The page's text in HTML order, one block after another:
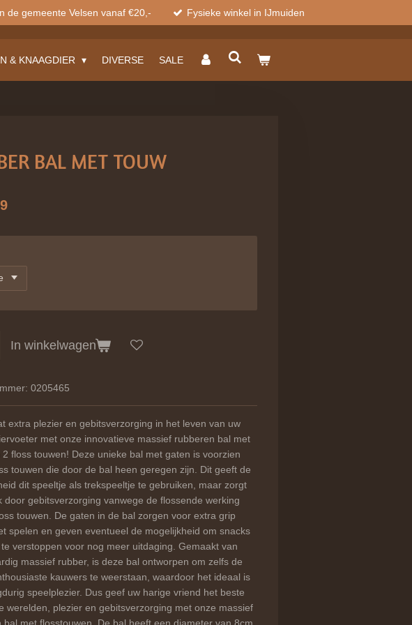
de gemeente Velsen vanaf €20,- Fysieke winkel in IJmuiden
& KNAAGDIER DIVERSE SALE
BAL MET TOUW
In winkelwagen
0205465
extra plezier en gebitsverzorging in het leven van uw
met onze innovatieve massief rubberen bal met
floss touwen! Deze unieke bal met gaten is voorzien
touwen die door de bal heen geregen zijn. Dit geeft de
dit speeltje als trekspeeltje te gebruiken, maar zorgt
door gebitsverzorging vanwege de flossende werking
touwen. De gaten in de bal zorgen voor extra grip
spelen en geven eventueel de mogelijkheid om snacks
verstoppen voor nog meer uitdaging. Gemaakt van
massief rubber, is deze bal ontworpen om zelfs de
kauwers te weerstaan, waardoor het ideaal is
speelplezier. Dus geef uw harige vriend het beste
werelden, plezier en gebitsverzorging met onze massief